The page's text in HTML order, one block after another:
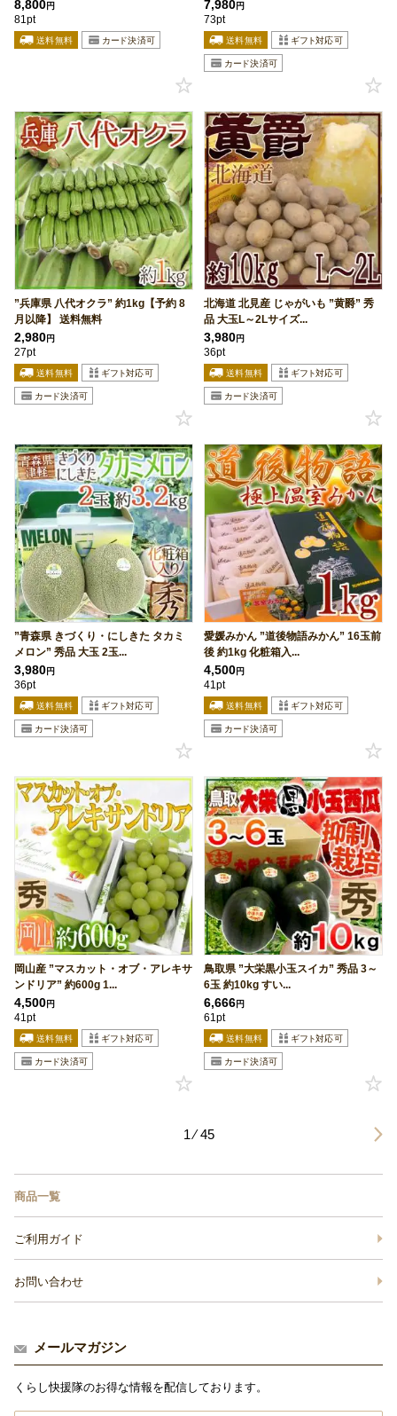
8,800円
81pt
7,980円
73pt
”兵庫県 八代オクラ” 約1kg【予約 8
月以降】 送料無料
2,980円
27pt
北海道 北見産 じゃがいも ”黄爵” 秀
品 大玉L～2Lサイズ...
3,980円
36pt
”青森県 きづくり・にしきた タカミ
メロン” 秀品 大玉 2玉...
3,980円
36pt
愛媛みかん ”道後物語みかん” 16玉前
後 約1kg 化粧箱入...
4,500円
41pt
岡山産 ”マスカット・オブ・アレキサ
ンドリア” 約600g 1...
4,500円
41pt
鳥取県 ”大栄黒小玉スイカ” 秀品 3～
6玉 約10kg すい...
6,666円
61pt
1 ⁄ 45
商品一覧
ご利用ガイド
お問い合わせ
メールマガジン
くらし快援隊のお得な情報を配信しております。